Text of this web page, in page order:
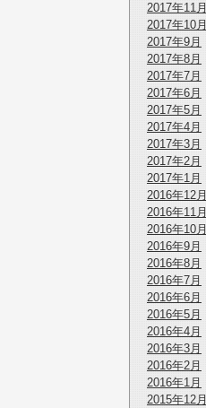
2017年11月
2017年10月
2017年9月
2017年8月
2017年7月
2017年6月
2017年5月
2017年4月
2017年3月
2017年2月
2017年1月
2016年12月
2016年11月
2016年10月
2016年9月
2016年8月
2016年7月
2016年6月
2016年5月
2016年4月
2016年3月
2016年2月
2016年1月
2015年12月